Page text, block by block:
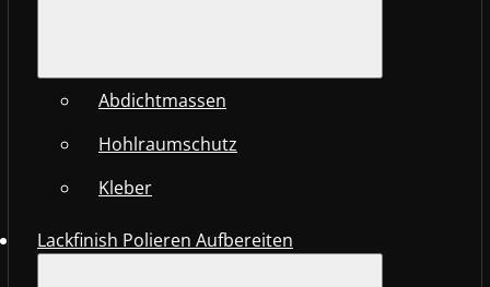
Abdichtmassen
Hohlraumschutz
Kleber
Lackfinish Polieren Aufbereiten